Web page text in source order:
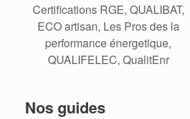
Certifications RGE, QUALIBAT,
ECO artisan, Les Pros des la
performance énergetique,
QUALIFELEC, QualitEnr
Nos guides